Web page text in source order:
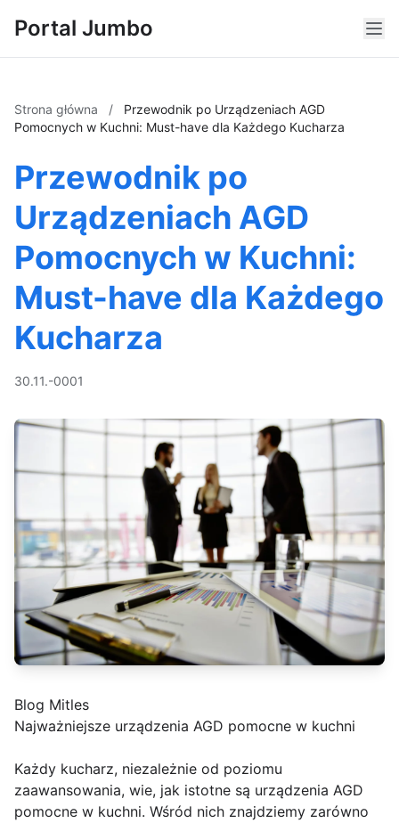
Portal Jumbo
Strona główna /
Przewodnik po Urządzeniach AGD
Pomocnych w Kuchni: Must-have dla Każdego Kucharza
Przewodnik po
Urządzeniach AGD
Pomocnych w Kuchni:
Must-have dla Każdego
Kucharza
30.11.-0001
Blog Mitles
Najważniejsze urządzenia AGD pomocne w kuchni
Każdy kucharz, niezależnie od poziomu
zaawansowania, wie, jak istotne są urządzenia AGD
pomocne w kuchni. Wśród nich znajdziemy zarówno